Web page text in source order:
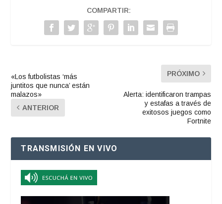
COMPARTIR:
«Los futbolistas ‘más
juntitos que nunca’ están
malazos»
ANTERIOR
PRÓXIMO
Alerta: identificaron trampas
y estafas a través de
exitosos juegos como
Fortnite
TRANSMISIÓN EN VIVO